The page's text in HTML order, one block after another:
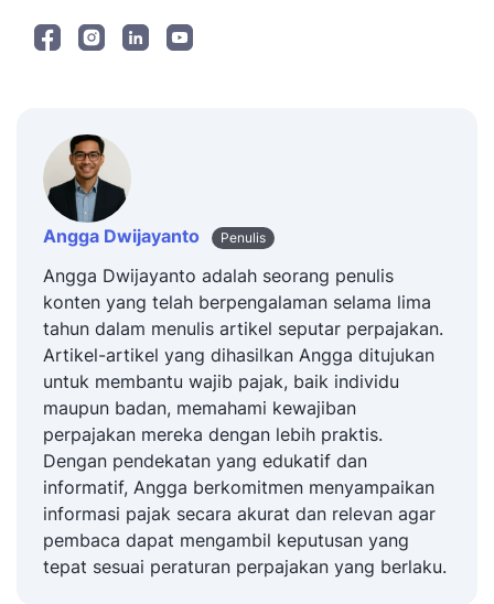
Angga Dwijayanto Penulis
Angga Dwijayanto adalah seorang penulis
konten yang telah berpengalaman selama lima
tahun dalam menulis artikel seputar perpajakan.
Artikel-artikel yang dihasilkan Angga ditujukan
untuk membantu wajib pajak, baik individu
maupun badan, memahami kewajiban
perpajakan mereka dengan lebih praktis.
Dengan pendekatan yang edukatif dan
informatif, Angga berkomitmen menyampaikan
informasi pajak secara akurat dan relevan agar
pembaca dapat mengambil keputusan yang
tepat sesuai peraturan perpajakan yang berlaku.